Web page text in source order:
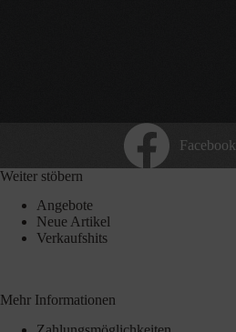
Facebook
Weiter stöbern
Angebote
Neue Artikel
Verkaufshits
Mehr Informationen